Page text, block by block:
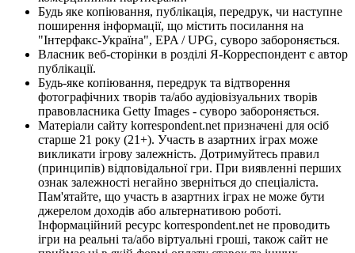
Будь яке копіювання, публікація, передрук, чи наступне
поширення інформації, що містить посилання на
"Інтерфакс-Україна", EPA / UPG, суворо забороняється.
Власник веб-сторінки в розділі Я-Корреспондент є автор
публікації.
Будь-яке копіювання, передрук та відтворення
фотографічних творів та/або аудіовізуальних творів
правовласника Getty Images - суворо забороняється.
Матеріали сайту korrespondent.net призначені для осіб
старше 21 року (21+). Участь в азартних іграх може
викликати ігрову залежність. Дотримуйтесь правил
(принципів) відповідальної гри. При виявленні перших
ознак залежності негайно зверніться до спеціаліста.
Пам'ятайте, що участь в азартних іграх не може бути
джерелом доходів або альтернативою роботі.
Інформаційний ресурс korrespondent.net не проводить
ігри на реальні та/або віртуальні гроші, також сайт не